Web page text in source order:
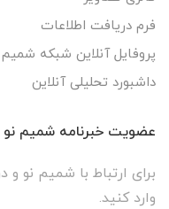
فرم دریافت اطلاعات
پروفایل آنلاین شبکه شمیم
داشبورد تحلیلی آنلاین
عضویت خبرنامه شمیم نو
برای ارتباط با شمیم نو و
وارد کنید.